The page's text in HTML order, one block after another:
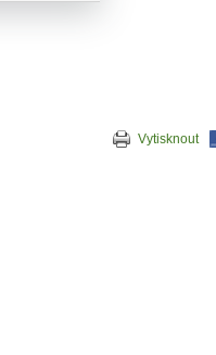
Vytisknout